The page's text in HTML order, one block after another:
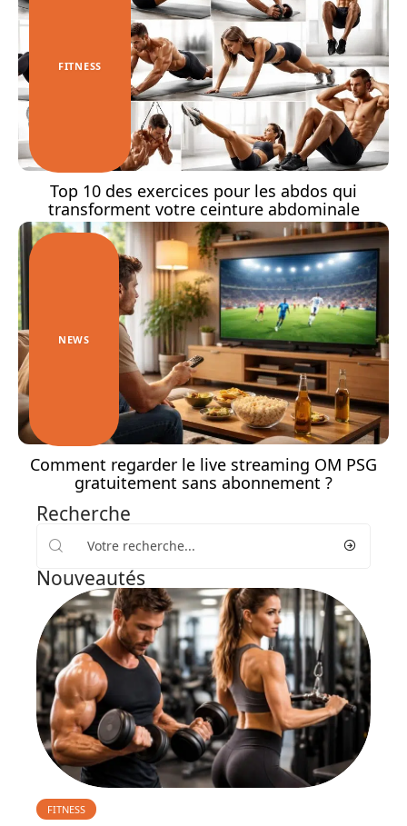
FITNESS
Top 10 des exercices pour les abdos qui
transforment votre ceinture abdominale
NEWS
Comment regarder le live streaming OM PSG
gratuitement sans abonnement ?
Recherche
Nouveautés
FITNESS